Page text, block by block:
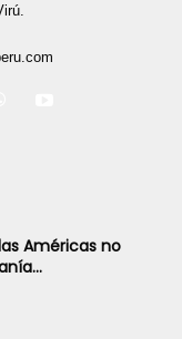
Américas no